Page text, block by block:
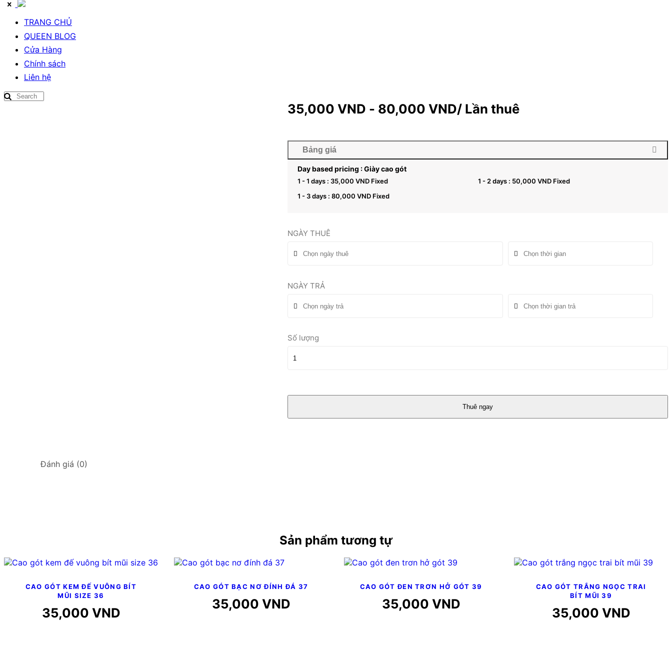
TRANG CHỦ
QUEEN BLOG
Cửa Hàng
Chính sách
Liên hệ
35,000VND - 80,000VND/ Lần thuê
Bảng giá
Day based pricing : Giày cao gót
1 - 1 days : 35,000VND Fixed 1 - 2 days : 50,000 VNDFixed
1 - 3 days :80,000VND Fixed
NGÀY THUÊ
NGÀY TRẢ
Số lượng
Thuê ngay
Đánh giá (0)
Sản phẩm tương tự
CAO GÓT KEM ĐẾ VUÔNG BÍT
MŨI SIZE 36
35,000 VND
CAO GÓT BẠC NƠ ĐÍNH ĐÁ 37
35,000 VND
CAO GÓT ĐEN TRƠN HỞ GÓT 39
35,000 VND
CAO GÓT TRẮNG NGỌC TRAI
BÍT MŨI 39
35,000 VND